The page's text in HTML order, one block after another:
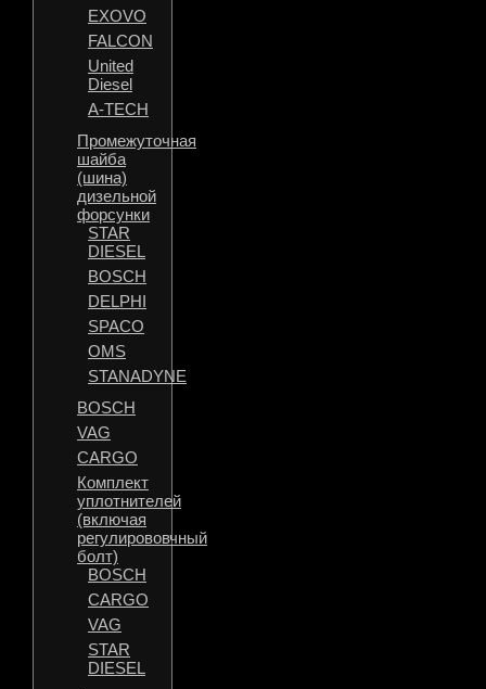
EXOVO
FALCON
United
Diesel
A-TECH
Промежуточная
шайба
(шина)
дизельной
форсунки
STAR
DIESEL
BOSCH
DELPHI
SPACO
OMS
STANADYNE
BOSCH
VAG
CARGO
Комплект
уплотнителей
(включая
регулирововчный
болт)
BOSCH
CARGO
VAG
STAR
DIESEL